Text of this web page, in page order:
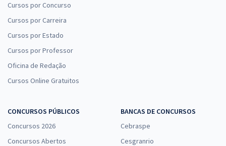
Cursos por Concurso
Cursos por Carreira
Cursos por Estado
Cursos por Professor
Oficina de Redação
Cursos Online Gratuitos
CONCURSOS PÚBLICOS
Concursos 2026
Concursos Abertos
BANCAS DE CONCURSOS
Cebraspe
Cesgranrio